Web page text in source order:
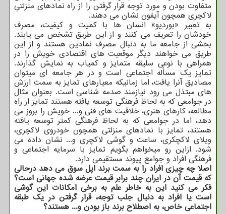
متفاوت بودن و مورد توجه قرار گرفتن را از راه نمادهای منزلتیِ
لاکچری همچون آیفون نشان می دهند.
به تعبیر «بوردیو» انسان ها با کمیت و کیفیت، مصرف
خودشان را تعریف می کنند و از این طریق تشخص می یابند.
بخشی از جامعه ما به دنبال مصرف نمادین هستند و از این
طریق می خواهند دیگر موقعیت های اقتصادی خویش را در
همراهی با نوعی سلیقه متمایز و کمیاب به نمایش گذارند.
تمایز یک مسأله اجتماعی است و در هر جامعه ای میتوان
مصادیق آنرا یافت، اما زمانیکه معیارهای تمایز به سمت ارزش
های مبتذل می رود نیازمند صدمه شناسی است. بعنوان مثال
در جوامعی که به لحاظ فرهنگی توسعه یافته هستند تمایز از راه
مطالعه، کارهای هنری، خلاقیت های فنی و... خویش را بروز می
دهد، اما در جوامعی که به لحاظ فرهنگی کمتر توسعه یافته
هستند، تمایز با نمادهای منزلتی همچون خودروی لاکچری،
ویلای لاکچکری، ساعت و گوشی لاکچری و... نشان داده می
شود. ازاین رو میخواهم بگویم تمایز با سرمایه اجتماعی و
فرهنگی افراد و جوامع پیوند مستقیمی دارد.
اصلا چه چیزی افراد را به سمت برند اپل سوق می دهد درحالی
که قیمت آن در ایران چند برابر قیمت عرضه شده جهانی است؟
فکر می کنید این به خاطر علم به برخی امکانات این گوشی
است یا افراد به دنبال جلب توجه، قرار گرفتن در یک طبقه
اجتماعی خاص، به اصطلاح برند باز بودن و... هستند؟